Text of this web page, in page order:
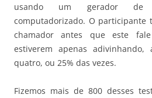
usando um gerador de
computadorizado. O
chamador antes que este
estiverem apenas
quatro, ou 25% das vezes.
Fizemos mais de 800 desses